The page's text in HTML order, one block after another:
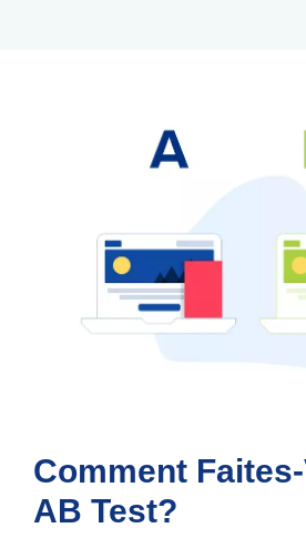
Comment
AB Test?